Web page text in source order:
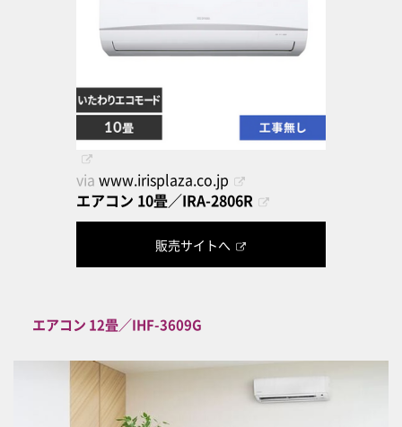
via www.irisplaza.co.jp
エアコン 10畳／IRA-2806R
販売サイトへ
エアコン 12畳／IHF-3609G